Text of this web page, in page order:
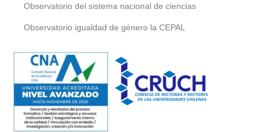
Observatorio del sistema nacional de ciencias
Observatorio igualdad de género la CEPAL